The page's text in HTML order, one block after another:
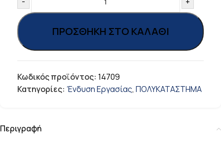
ΠΡΟΣΘΉΚΗ ΣΤΟ ΚΑΛΆΘΙ
Κωδικός προϊόντος: 14709
Κατηγορίες: Ένδυση Εργασίας, ΠΟΛΥΚΑΤΑΣΤΗΜΑ
Περιγραφή